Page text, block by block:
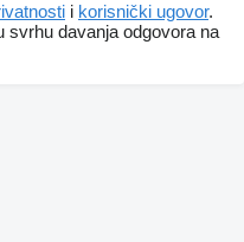
i korisnički ugovor.
svrhu davanja odgovora na